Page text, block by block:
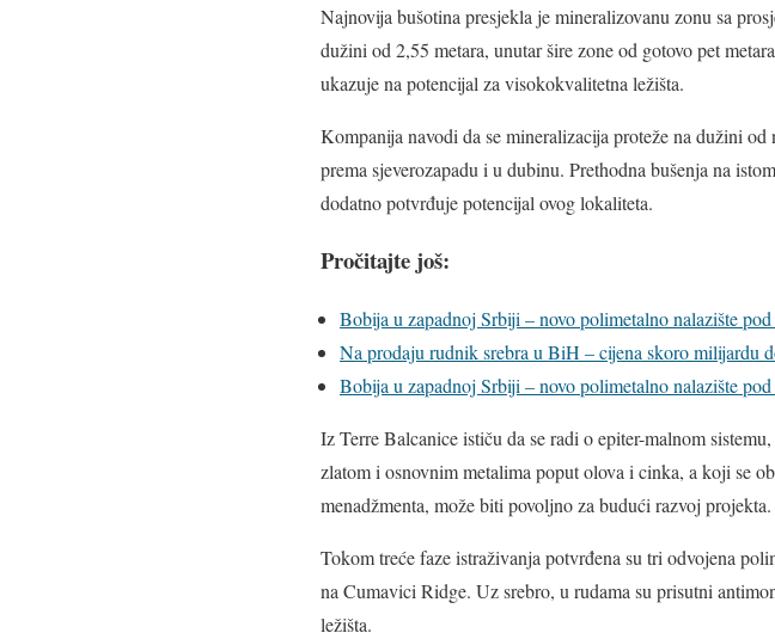
Najnovija bušotina presjekla je mineralizovanu zonu sa
dužini od 2,55 metara, unutar šire zone od gotovo pet
ukazuje na potencijal za visokokvalitetna ležišta.
Kompanija navodi da se mineralizacija proteže na dužini
prema sjeverozapadu i u dubinu. Prethodna bušenja na
dodatno potvrđuje potencijal ovog lokaliteta.
Pročitajte još:
Bobija u zapadnoj Srbiji – novo polimetalno nalazište
Na prodaju rudnik srebra u BiH – cijena skoro milijardu
Bobija u zapadnoj Srbiji – novo polimetalno nalazište
Iz Terre Balcanice ističu da se radi o epiter-malnom
zlatom i osnovnim metalima poput olova i cinka, a koji se
menadžmenta, može biti povoljno za budući razvoj projekta.
Tokom treće faze istraživanja potvrđena su tri odvojena
na Cumavici Ridge. Uz srebro, u rudama su prisutni
ležišta.